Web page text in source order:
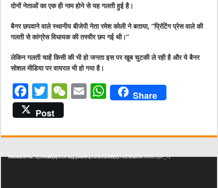
दोनों नेताओं का एक ही नाम होने से यह गलती हुई है।
बैनर छपवाने वाले स्थानीय बीजेपी नेता रमेश कोली ने बताया, “प्रिंटिंग प्रेस वाले की
गलती से कांग्रेस विधायक की तस्वीर छप गई थी।”
लेकिन गलती चाहें किसी की भी हो जनता इस पर खूब चुटकी ले रही है और ये बैनर
सोशल मीडिया पर वायरल भी हो गया है।
F
a
c
e
b
T
w
it
te
r
W
h
at
E
l
W
s
A
Share
Post
Video Player
Media error: Format(s) not supported or source(s) not found
Download File: http://shabddoot.com/wp-content/uploads/2023/09/VID-20230926-WA0668.mp4?_=1